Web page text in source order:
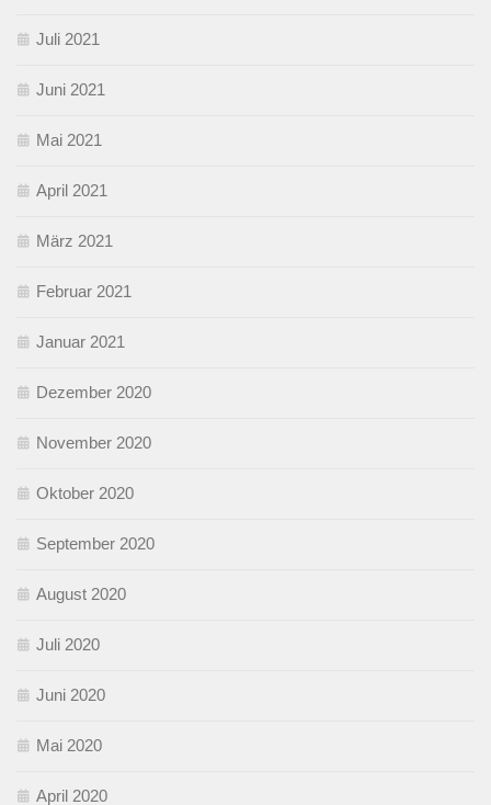
Juli 2021
Juni 2021
Mai 2021
April 2021
März 2021
Februar 2021
Januar 2021
Dezember 2020
November 2020
Oktober 2020
September 2020
August 2020
Juli 2020
Juni 2020
Mai 2020
April 2020